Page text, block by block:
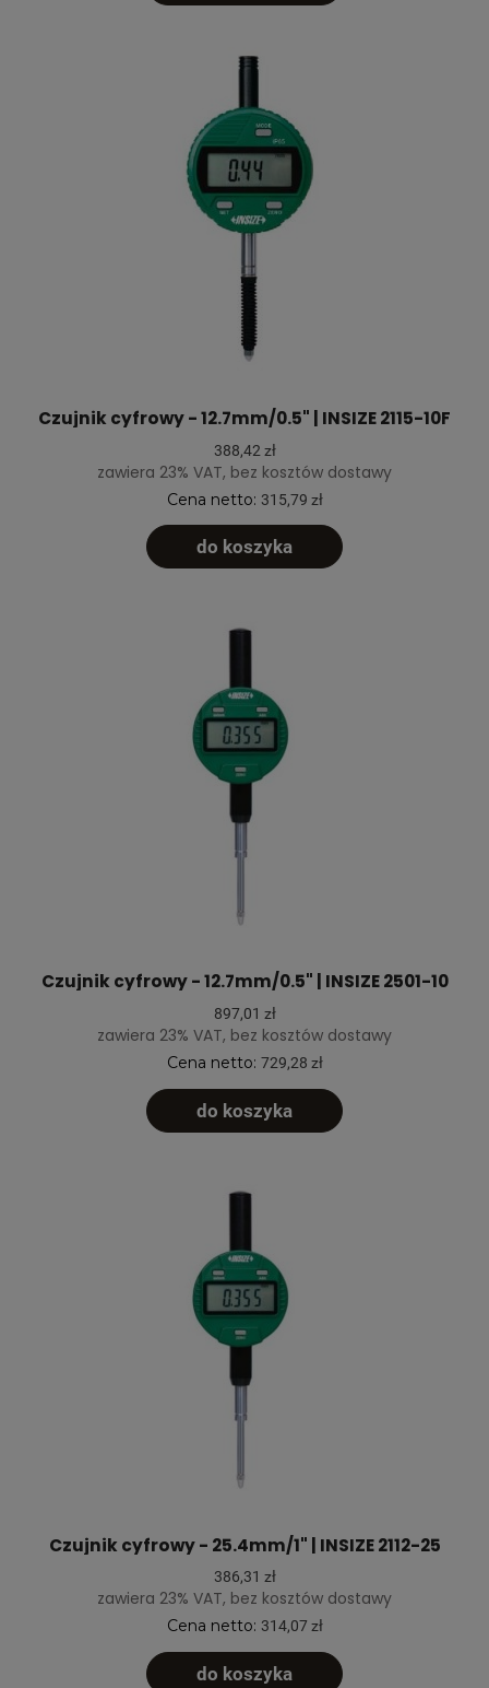
Czujnik cyfrowy - 12.7mm/0.5" | INSIZE 2115-10F
388,42 zł
zawiera 23% VAT, bez kosztów dostawy
Cena netto: 315,79 zł
do koszyka
Czujnik cyfrowy - 12.7mm/0.5" | INSIZE 2501-10
897,01 zł
zawiera 23% VAT, bez kosztów dostawy
Cena netto: 729,28 zł
do koszyka
Czujnik cyfrowy - 25.4mm/1" | INSIZE 2112-25
386,31 zł
zawiera 23% VAT, bez kosztów dostawy
Cena netto: 314,07 zł
do koszyka